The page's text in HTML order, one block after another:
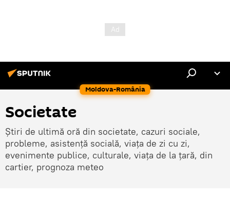
Moldova-România
Societate
Știri de ultimă oră din societate, cazuri sociale,
probleme, asistență socială, viața de zi cu zi,
evenimente publice, culturale, viața de la țară, din
cartier, prognoza meteo